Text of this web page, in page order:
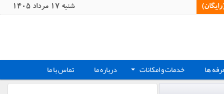
شنبه 17 مرداد 1405
ها + خدمات و امکانات درباره ما تماس با ما